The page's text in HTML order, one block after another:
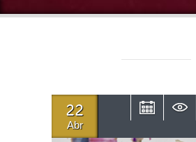
22
Abr